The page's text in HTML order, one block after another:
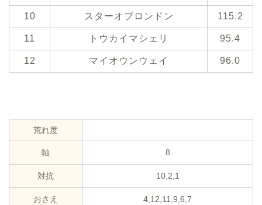
10 スターオブロンドン 115.2
11 トウカイマシェリ 95.4
12 マイオウンウェイ 96.0
荒れ度
軸 8
対抗 10,2,1
おさえ 4,12,11,9,6,7